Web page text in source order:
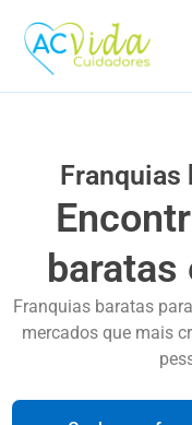
Franquias
baratas
Franquias baratas
mercados que mais